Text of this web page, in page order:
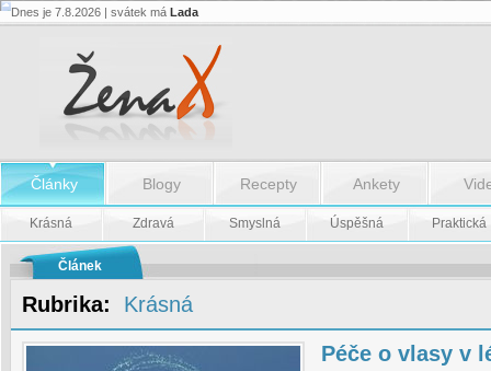
Péče
vlasy
v
létě
Dnes je 7.8.2026 | svátek má Lada
Články Blogy Recepty Ankety
Krásná Zdravá Smyslná Úspěšná Praktická
Článek
Rubrika: Krásná
Péče o vlasy v